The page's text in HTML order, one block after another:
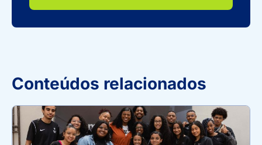
Conteúdos relacionados